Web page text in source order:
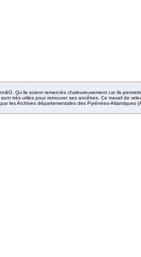
Qu’ils soient remerciés chaleureusement car ils
très utiles pour retrouver ses ancêtres. Ce travail de
les Archives départementales des Pyrénées-Atlantiques